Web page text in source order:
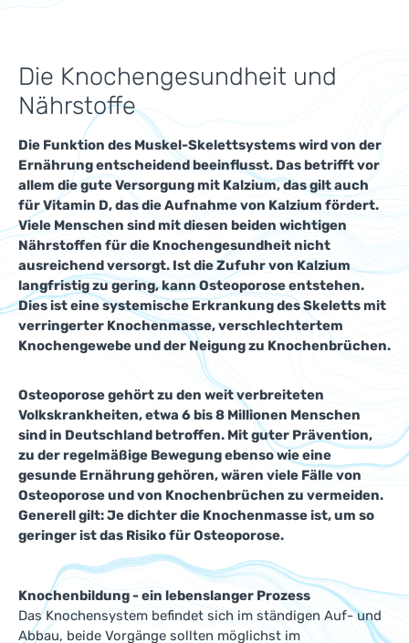
Die Knochengesundheit und
Nährstoffe
Die Funktion des Muskel-Skelettsystems wird von der
Ernährung entscheidend beeinflusst. Das betrifft vor
allem die gute Versorgung mit Kalzium, das gilt auch
für Vitamin D, das die Aufnahme von Kalzium fördert.
Viele Menschen sind mit diesen beiden wichtigen
Nährstoffen für die Knochengesundheit nicht
ausreichend versorgt. Ist die Zufuhr von Kalzium
langfristig zu gering, kann Osteoporose entstehen.
Dies ist eine systemische Erkrankung des Skeletts mit
verringerter Knochenmasse, verschlechtertem
Knochengewebe und der Neigung zu Knochenbrüchen.
Osteoporose gehört zu den weit verbreiteten
Volkskrankheiten, etwa 6 bis 8 Millionen Menschen
sind in Deutschland betroffen. Mit guter Prävention,
zu der regelmäßige Bewegung ebenso wie eine
gesunde Ernährung gehören, wären viele Fälle von
Osteoporose und von Knochenbrüchen zu vermeiden.
Generell gilt: Je dichter die Knochenmasse ist, um so
geringer ist das Risiko für Osteoporose.
Knochenbildung - ein lebenslanger Prozess
Das Knochensystem befindet sich im ständigen Auf- und
Abbau, beide Vorgänge sollten möglichst im